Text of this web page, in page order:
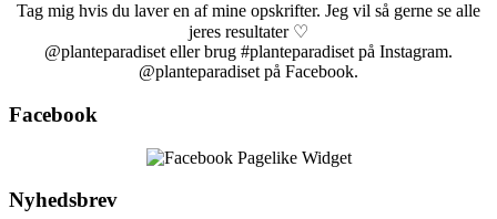
Tag mig hvis du laver en af mine opskrifter. Jeg vil så gerne se alle
jeres resultater ♡
@planteparadiset eller brug #planteparadiset på Instagram.
@planteparadiset på Facebook.
Facebook
Nyhedsbrev